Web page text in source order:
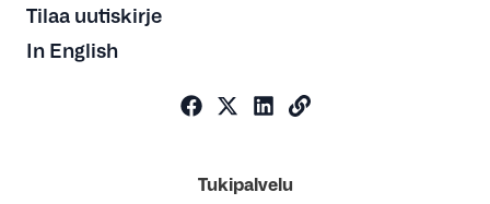
Tilaa uutiskirje
In English
Tukipalvelu